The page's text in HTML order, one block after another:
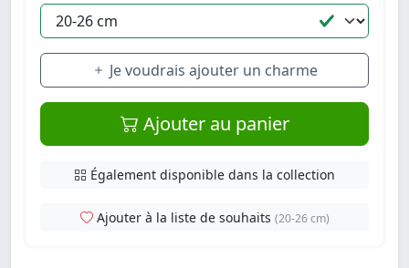
Je voudrais ajouter un charme
Ajouter au panier
Également disponible dans la collection
Ajouter à la liste de souhaits (20-26 cm)